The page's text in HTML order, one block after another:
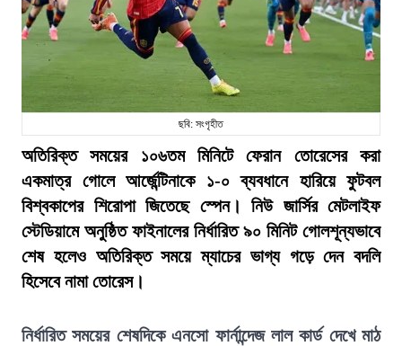
ছবি: সংগৃহীত
অতিরিক্ত সময়ের ১০৬তম মিনিটে ফেরান তোরেসের করা
একমাত্র গোলে আর্জেন্টিনাকে ১-০ ব্যবধানে হারিয়ে ফুটবল
বিশ্বকাপের শিরোপা জিতেছে স্পেন। নিউ জার্সির মেটলাইফ
স্টেডিয়ামে অনুষ্ঠিত ফাইনালের নির্ধারিত ৯০ মিনিট গোলশূন্যভাবে
শেষ হলেও অতিরিক্ত সময়ে ম্যাচের ভাগ্য গড়ে দেন বদলি
হিসেবে নামা তোরেস।
নির্ধারিত সময়ের শেষদিকে এনসো ফার্নান্দেজ লাল কার্ড দেখে মাঠ